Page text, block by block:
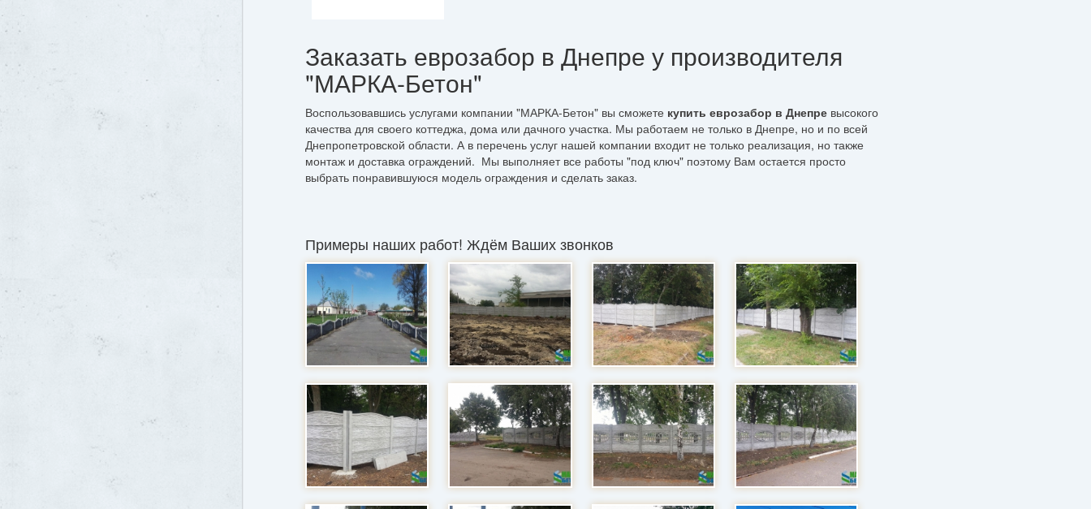
Заказать еврозабор в Днепре у производителя
"МАРКА-Бетон"
Воспользовавшись услугами компании "МАРКА-Бетон" вы сможете купить еврозабор в Днепревысокого
качества для своего коттеджа, дома или дачного участка. Мы работаем не только в Днепре, но и по всей
Днепропетровской области. А в перечень услуг нашей компании входит не только реализация, но также
монтаж и доставка ограждений. Мы выполняет все работы "под ключ" поэтому Вам остается просто
выбрать понравившуюся модель ограждения и сделать заказ.
Примеры наших работ! Ждём Ваших звонков